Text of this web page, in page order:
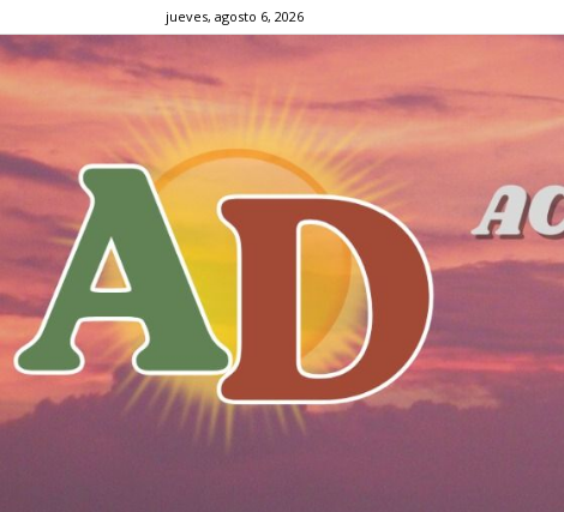
jueves, agosto 6, 2026